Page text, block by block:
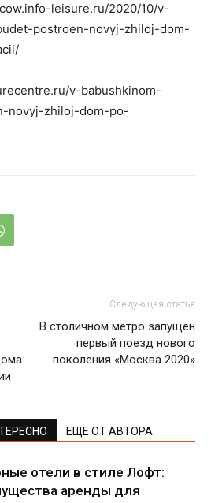
leisure.ru/2020/10/v-
postroen-novyj-zhiloj-dom-
v-babushkinom-
novyj-zhiloj-dom-po-
Следующая статья
В столичном метро запущен
первый поезд нового
поколения «Москва 2020»
ЕЩЕ ОТ АВТОРА
отели в стиле Лофт:
аренды для